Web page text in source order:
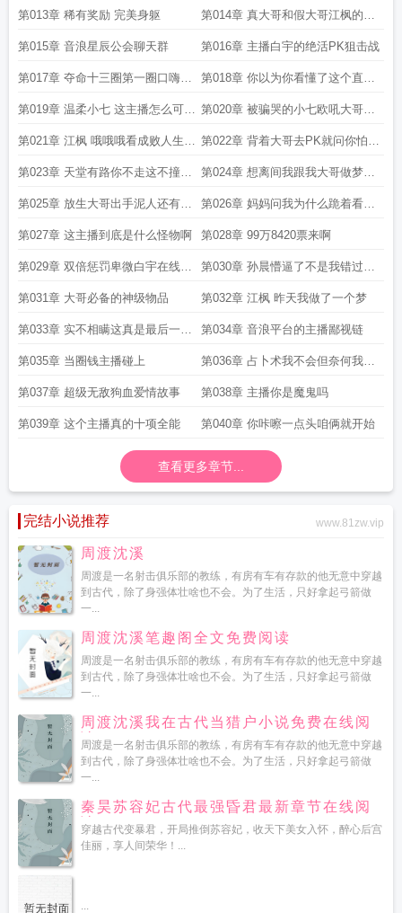
间好吧
第013章 稀有奖励 完美身躯 第014章 真大哥和假大哥江枫的辨
别方法
第015章 音浪星辰公会聊天群 第016章 主播白宇的绝活PK狙击战
第017章 夺命十三圈第一圈口嗨战
术
第018章 你以为你看懂了这个直播
间其实并没有
第019章 温柔小七 这主播怎么可以
这么帅
第020章 被骗哭的小七欧吼大哥来
了
第021章 江枫 哦哦哦看成败人生豪
迈
第022章 背着大哥去PK就问你怕不
怕
第023章 天堂有路你不走这不撞枪
口上了吗
第024章 想离间我跟我大哥做梦去
吧
第025章 放生大哥出手泥人还有三
分火气
第026章 妈妈问我为什么跪着看直
播
第027章 这主播到底是什么怪物啊 第028章 99万8420票来啊
第029章 双倍惩罚卑微白宇在线求
饶
第030章 孙晨懵逼了不是我错过了
啥
第031章 大哥必备的神级物品 第032章 江枫 昨天我做了一个梦
第033章 实不相瞒这真是最后一条
了
第034章 音浪平台的主播鄙视链
第035章 当圈钱主播碰上 第036章 占卜术我不会但奈何我有
挂啊
第037章 超级无敌狗血爱情故事 第038章 主播你是魔鬼吗
第039章 这个主播真的十项全能 第040章 你咔嚓一点头咱俩就开始
查看更多章节...
完结小说推荐 www.81zw.vip
周渡沈溪
周渡是一名射击俱乐部的教练，有房有车有存款的他无意中穿越
到古代，除了身强体壮啥也不会。为了生活，只好拿起弓箭做
一...
周渡沈溪笔趣阁全文免费阅读
周渡是一名射击俱乐部的教练，有房有车有存款的他无意中穿越
到古代，除了身强体壮啥也不会。为了生活，只好拿起弓箭做
一...
周渡沈溪我在古代当猎户小说免费在线阅
读
周渡是一名射击俱乐部的教练，有房有车有存款的他无意中穿越
到古代，除了身强体壮啥也不会。为了生活，只好拿起弓箭做
一...
秦昊苏容妃古代最强昏君最新章节在线阅
读
穿越古代变暴君，开局推倒苏容妃，收天下美女入怀，醉心后宫
佳丽，享人间荣华！...
...